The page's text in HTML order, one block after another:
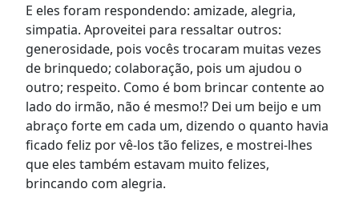
E eles foram respondendo: amizade, alegria,
simpatia. Aproveitei para ressaltar outros:
generosidade, pois vocês trocaram muitas vezes
de brinquedo; colaboração, pois um ajudou o
outro; respeito. Como é bom brincar contente ao
lado do irmão, não é mesmo!? Dei um beijo e um
abraço forte em cada um, dizendo o quanto havia
ficado feliz por vê-los tão felizes, e mostrei-lhes
que eles também estavam muito felizes,
brincando com alegria.